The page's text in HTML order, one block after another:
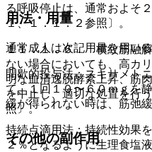
る呼吸停止は、通常およそ
１、１．１．２参照〕。
１１．１．６． 横紋筋融
ない場合においても、高カ
明な血清逸脱酵素上昇、筋
を中止し、適切な処置を行
照〕。
その他の副作用
用法・用量
通常成人は次記用量を用い
間歇的投与法：スキサメト
て、１回１０〜６０ｍｇを
緩が得られない時は、筋弛
持続点滴用法：持続性効果
２％となるように生理食塩